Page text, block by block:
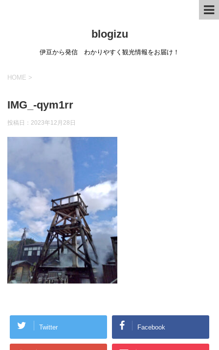
blogizu
伊豆から発信 わかりやすく観光情報をお届け！
HOME >
IMG_-qym1rr
投稿日： 2023年12月28日
Twitter Facebook